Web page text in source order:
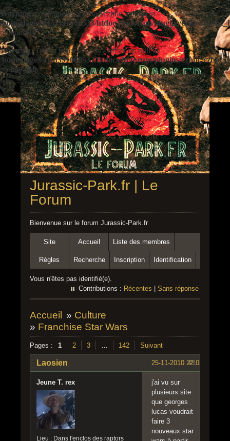
Warning: Undefined variable $ezbbc_config in
/homepages/41/d391060533/htdocs/jp/forum/plugins/ezbbc/
on line410
Warning: Trying to access array offset on null in
/homepages/41/d391060533/htdocs/jp/forum/plugins/ezbbc/
on line410
Jurassic-Park.fr | Le
Forum
Bienvenue sur le forum Jurassic-Park.fr
Site Accueil Liste des membres
Règles Recherche Inscription Identification
Vous n'êtes pas identifié(e).
Contributions : Récentes Sans réponse
Accueil » Culture
» Franchise Star Wars
Pages : 1 2 3 … 142 Suivant
#1
25-11-2010 22:05:59
Laosien
Jeune T. rex
Lieu : Dans l'enclos des raptors
j'ai vu sur
plusieurs site
que georges
lucas voudrait
faire 3
nouveaux star